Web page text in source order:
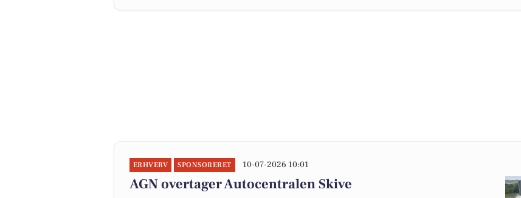
ERHVERV SPONSORERET 10-07-2026 10:01
AGN overtager Autocentralen Skive